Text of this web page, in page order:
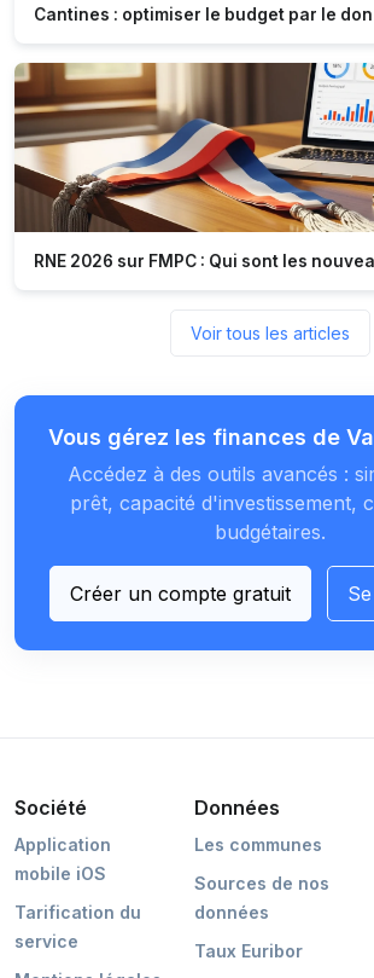
Cantines : optimiser le budget par le
RNE 2026 sur FMPC : Qui sont les
Voir tous les articles
Vous gérez les finances de
Accédez à des outils avancés :
prêt, capacité d'investissement,
budgétaires.
Créer un compte gratuit
Société
Application
mobile iOS
Tarification du
service
Données
Les communes
Sources de nos
données
Taux Euribor